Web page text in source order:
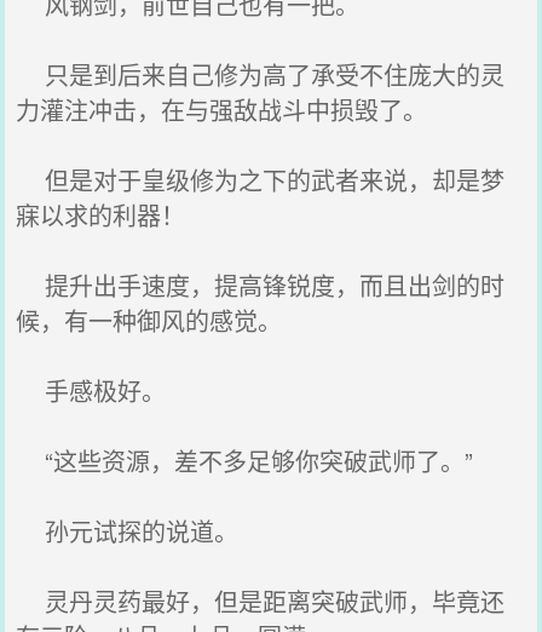
只是到后来自己修为高了承受不住庞大的灵
力灌注冲击，在与强敌战斗中损毁了。
但是对于皇级修为之下的武者来说，却是梦
寐以求的利器！
提升出手速度，提高锋锐度，而且出剑的时
候，有一种御风的感觉。
手感极好。
“这些资源，差不多足够你突破武师了。”
孙元试探的说道。
灵丹灵药最好，但是距离突破武师，毕竟还